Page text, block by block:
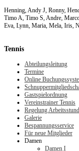
Henning, Andy J, Ronny,
Timo A, Timo S, Andre,
Eva, Lynn, Maria, Mela, Iris,
Tennis
Abteilungsleitung
Termine
Online
Gastspielordnung
Vereinstrainer Tennis
Regelung
Galerie
Bespannungsservice
Für neue Mitglieder
Damen
Damen I